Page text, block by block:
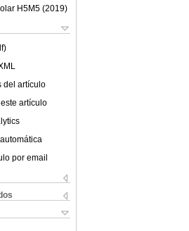
H5M5 (2019)
del artículo
artículo
por email